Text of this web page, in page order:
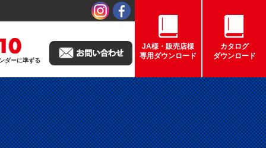
ダーに準ずる
JA様・販売店様
専用ダウンロード
カタログ
ダウンロード